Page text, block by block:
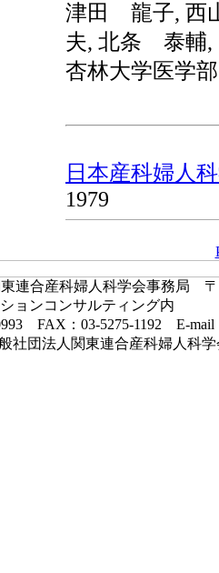
津田 龍子,
夫, 北条 泰輔
杏林大学医学部
日本産科婦人
1979
連合産科婦人科学会事務局 〒
ョンコンサルティング内
FAX：03-5275-1192 E-mail
社団法人関東連合産科婦人科